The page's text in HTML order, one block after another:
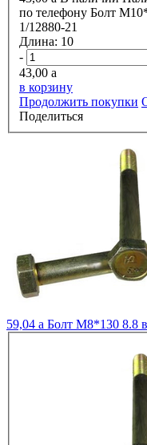
по телефону Болт
1/12880-21
Длина: 10
-
43,00 a
в корзину
Продолжить покупки
Поделиться
59,04 a Болт М8*130 8.8